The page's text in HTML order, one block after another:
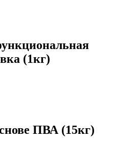
(1кг)
ПВА (15кг)